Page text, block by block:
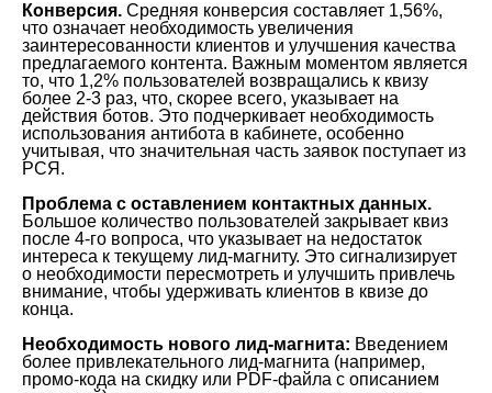
Конверсия. Средняя конверсия составляет 1,56%,
что означает необходимость увеличения
заинтересованности клиентов и улучшения качества
предлагаемого контента. Важным моментом является
то, что 1,2% пользователей возвращались к квизу
более 2-3 раз, что, скорее всего, указывает на
действия ботов. Это подчеркивает необходимость
использования антибота в кабинете, особенно
учитывая, что значительная часть заявок поступает из
РСЯ.
Проблема с оставлением контактных данных.
Большое количество пользователей закрывает квиз
после 4-го вопроса, что указывает на недостаток
интереса к текущему лид-магниту. Это сигнализирует
о необходимости пересмотреть и улучшить привлечь
внимание, чтобы удерживать клиентов в квизе до
конца.
Необходимость нового лид-магнита: Введением
более привлекательного лид-магнита (например,
промо-кода на скидку или PDF-файла с описанием